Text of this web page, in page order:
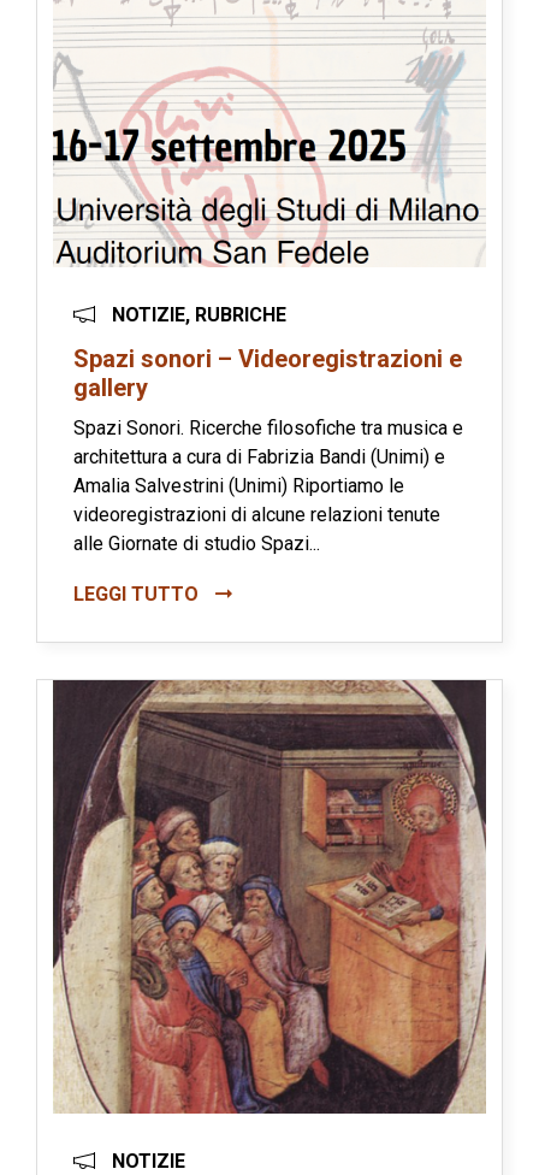
NOTIZIE, RUBRICHE
Spazi sonori – Videoregistrazioni e
gallery
Spazi Sonori. Ricerche filosofiche tra musica e
architettura a cura di Fabrizia Bandi (Unimi) e
Amalia Salvestrini (Unimi) Riportiamo le
videoregistrazioni di alcune relazioni tenute
alle Giornate di studio Spazi...
LEGGI TUTTO
NOTIZIE